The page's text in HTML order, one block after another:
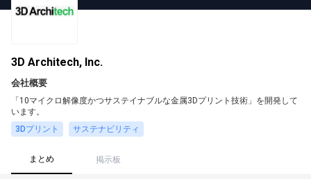
3D Architech, Inc.
会社概要
「10マイクロ解像度かつサステイナブルな金属3Dプリント技術」を開発して
います。
3Dプリント
サステナビリティ
まとめ 掲示板